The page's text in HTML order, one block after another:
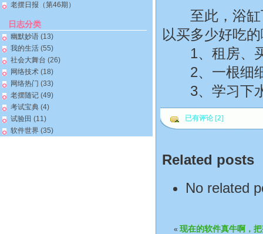
老摆日报（第46期）
日志分类
幽默妙语 (13)
我的生活 (55)
社会大舞台 (26)
网络技术 (18)
网络热门 (33)
老摆随记 (49)
考试宝典 (4)
试验田 (11)
软件世界 (35)
至此，浴缸
以买多少好吃
1、租房、买
2、一根细细
3、学习下水
已有评论 [2]
Related posts
No related
« 现在的软件真牛啊，